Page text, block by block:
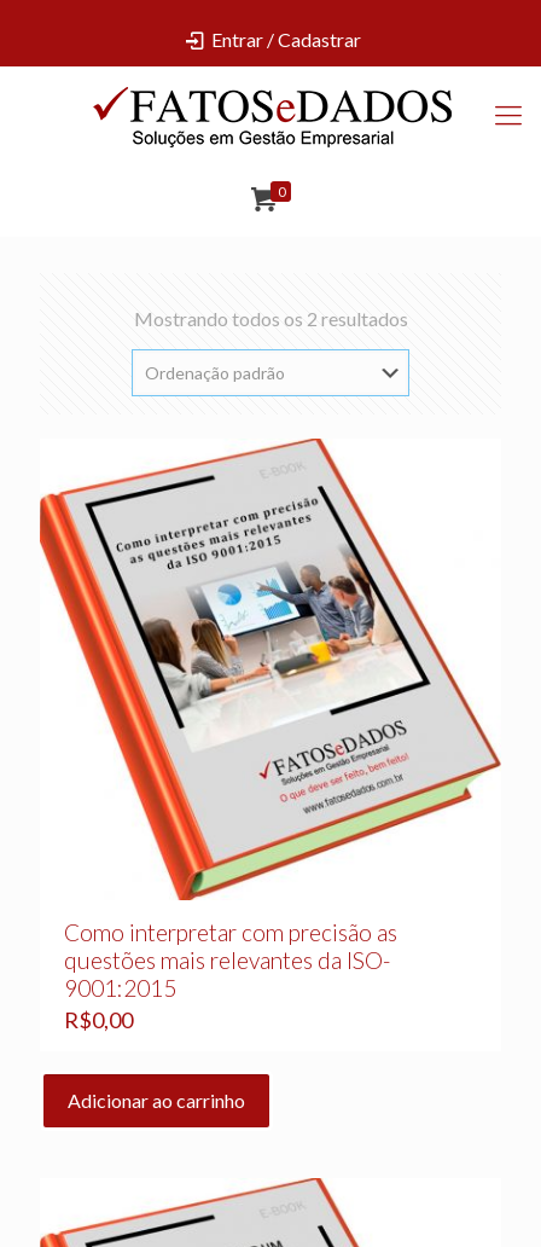
Entrar / Cadastrar
0
Mostrando todos os 2 resultados
Como interpretar com precisão as
questões mais relevantes da ISO-
9001:2015
R$0,00
Adicionar ao carrinho